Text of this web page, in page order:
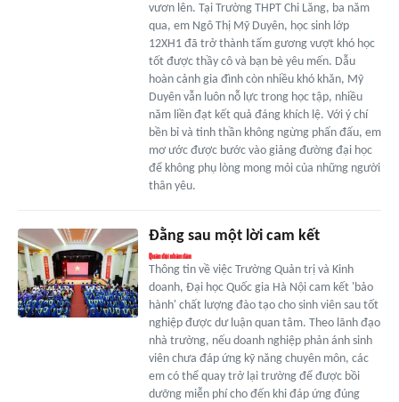
vươn lên. Tại Trường THPT Chi Lăng, ba năm
qua, em Ngô Thị Mỹ Duyên, học sinh lớp
12XH1 đã trở thành tấm gương vượt khó học
tốt được thầy cô và bạn bè yêu mến. Dẫu
hoàn cảnh gia đình còn nhiều khó khăn, Mỹ
Duyên vẫn luôn nỗ lực trong học tập, nhiều
năm liền đạt kết quả đáng khích lệ. Với ý chí
bền bỉ và tinh thần không ngừng phấn đấu, em
mơ ước được bước vào giảng đường đại học
để không phụ lòng mong mỏi của những người
thân yêu.
Đằng sau một lời cam kết
Thông tin về việc Trường Quản trị và Kinh
doanh, Đại học Quốc gia Hà Nội cam kết 'bảo
hành' chất lượng đào tạo cho sinh viên sau tốt
nghiệp được dư luận quan tâm. Theo lãnh đạo
nhà trường, nếu doanh nghiệp phản ánh sinh
viên chưa đáp ứng kỹ năng chuyên môn, các
em có thể quay trở lại trường để được bồi
dưỡng miễn phí cho đến khi đáp ứng đúng